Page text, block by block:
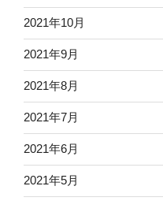
2021年10月
2021年9月
2021年8月
2021年7月
2021年6月
2021年5月